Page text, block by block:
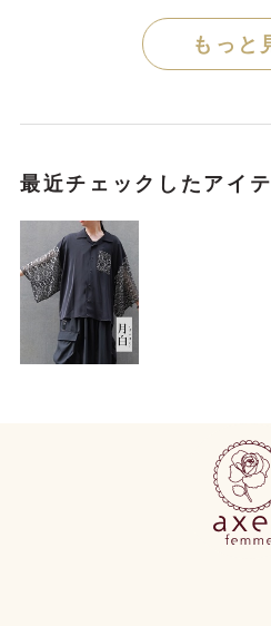
もっと
最近チェックしたアイ